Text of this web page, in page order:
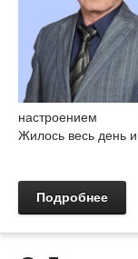
настроением
Жилось весь день и
Подробнее